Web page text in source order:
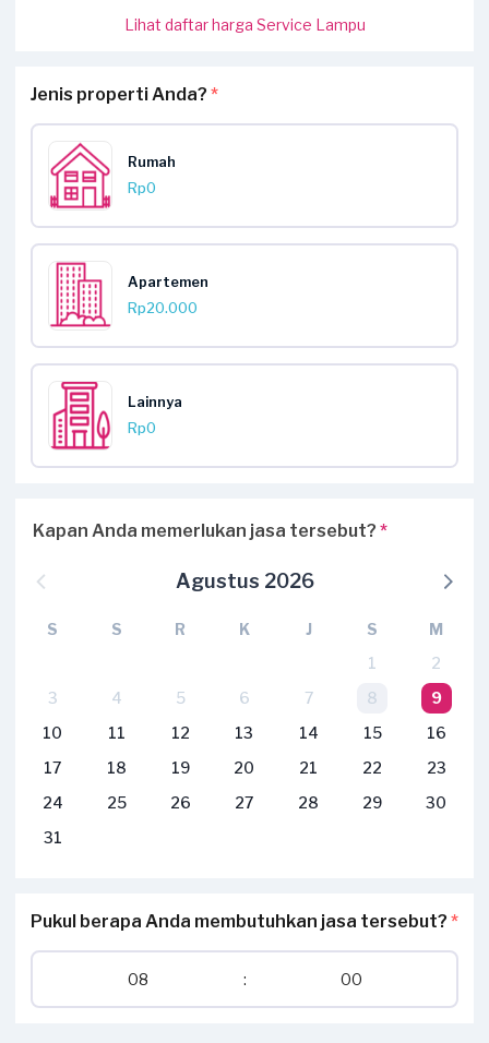
Lihat daftar harga Service Lampu
Jenis properti Anda? *
Rumah
Rp0
Apartemen
Rp20.000
Lainnya
Rp0
Kapan Anda memerlukan jasa tersebut? *
Agustus 2026
S S R K J S
M
1
2
3
4 5 6 7 8
9
10
11 12 13 14 15
16
17
18 19 20 21 22
23
24
25 26 27 28 29
30
31
Pukul berapa Anda membutuhkan jasa tersebut? *
08 : 00